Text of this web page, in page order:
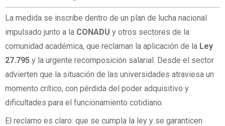
La medida se inscribe dentro de un plan de lucha nacional
impulsado junto a la CONADU y otros sectores de la
comunidad académica, que reclaman la aplicación de la Ley
27.795 y la urgente recomposición salarial. Desde el sector
advierten que la situación de las universidades atraviesa un
momento crítico, con pérdida del poder adquisitivo y
dificultades para el funcionamiento cotidiano.
El reclamo es claro: que se cumpla la ley y se garanticen